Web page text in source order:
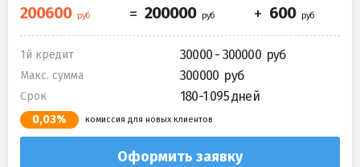
1й кредит 30000 - 300000
Макс. сумма 300000
Срок 180-1 095 дней
0,03% комиссия для новых клиентов
Оформить заявку